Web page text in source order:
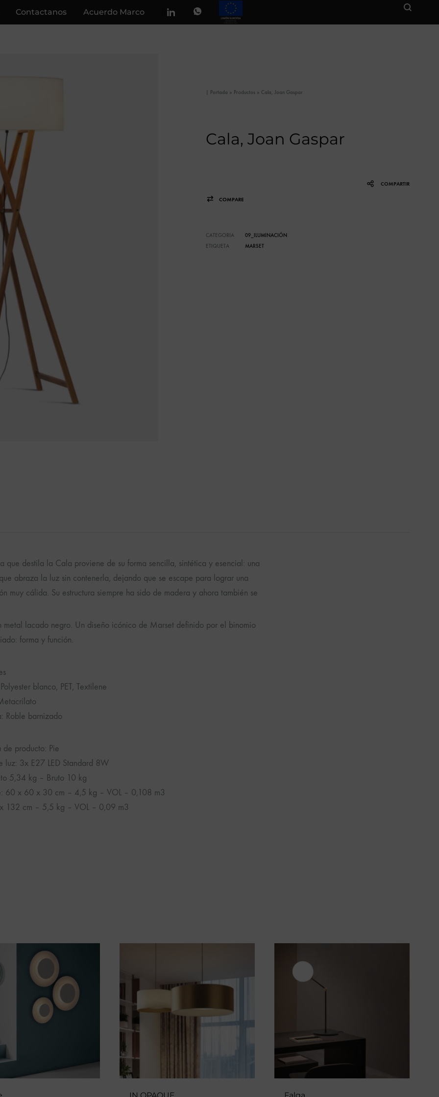
Contactanos Acuerdo Marco
| Portada » Productos » Cala, Joan Gaspar
Cala, Joan Gaspar
COMPARTIR
COMPARE
CATEGORIA
09_ILUMINACIÓN
ETIQUETA
MARSET
que destila la Cala proviene de su forma sencilla, sintética y esencial: una
abraza la luz sin contenerla, dejando que se escape para lograr una
muy cálida. Su estructura siempre ha sido de madera y ahora también se
metal lacado negro. Un diseño icónico de Marset definido por el binomio
forma y función.
blanco, PET, Textilene
Roble barnizado
de producto: Pie
luz: 3x E27 LED Standard 8W
5,34 kg – Bruto 10 kg
60 x 60 x 30 cm – 4,5 kg – VOL – 0,108 m3
132 cm – 5,5 kg – VOL – 0,09 m3
IN OPAQUE Falga